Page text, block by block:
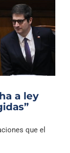
a ley
que el